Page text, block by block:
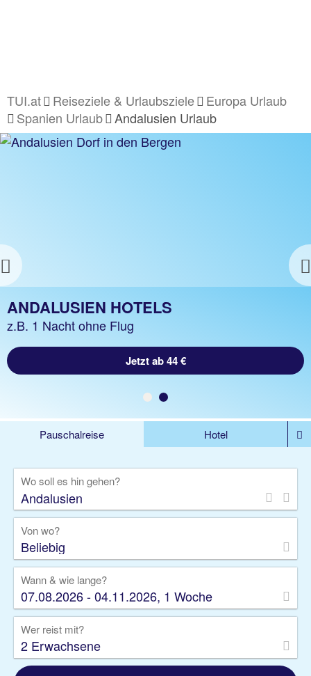
TUI.at Reiseziele & Urlaubsziele
Europa Urlaub
Spanien Urlaub
Andalusien Urlaub
Previous
ANDALUSIEN URLAUB
z.B. 1 Woche Hotel inkl. Flug
Jetzt ab 585 €
ANDALUSIEN HOTELS
z.B. 1 Nacht ohne Flug
Jetzt ab 44 €
Pauschalreise
Hotel
Rundreise
Kreuzfahrt
Gruppenreise
Camper Privattransfer
Wo soll es hin gehen?
Von wo?
Beliebig
Wann & wie lange?
07.08.2026 - 04.11.2026, 1 Woche
Wer reist mit?
2 Erwachsene